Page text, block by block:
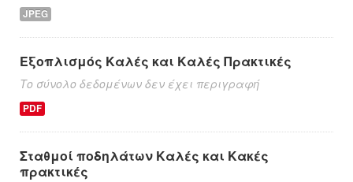
JPEG
Εξοπλισμός Καλές και Καλές Πρακτικές
Το σύνολο δεδομένων δεν έχει περιγραφή
PDF
Σταθμοί ποδηλάτων Καλές και Κακές
πρακτικές